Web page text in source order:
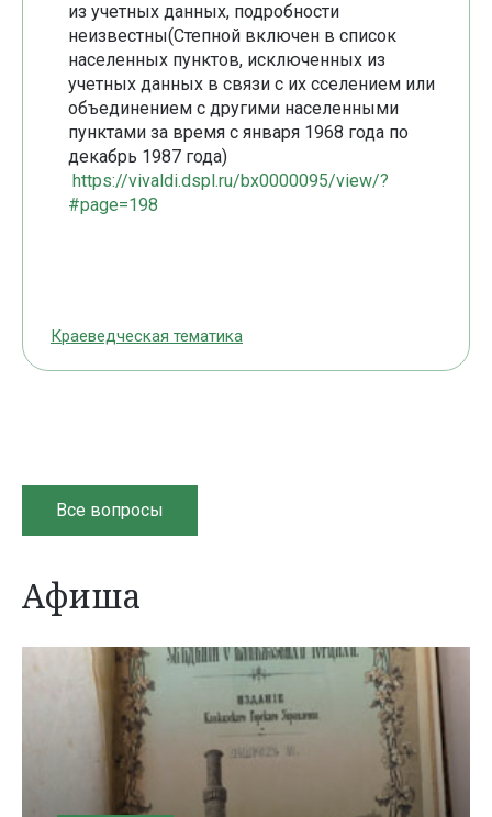
из учетных данных, подробности
неизвестны(Степной включен в список
населенных пунктов, исключенных из
учетных данных в связи с их сселением или
объединением с другими населенными
пунктами за время с января 1968 года по
декабрь 1987 года)
https://vivaldi.dspl.ru/bx0000095/view/?
#page=198
Краеведческая тематика
Все вопросы
Афиша